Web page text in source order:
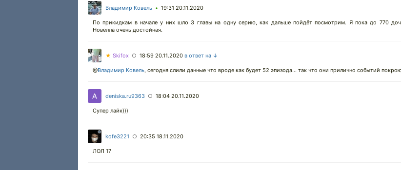
Владимир Ковель • 19:31 20.11.2020
По прикидкам в начале у них шло 3 главы на одну серию, как дальше пойдёт посмотрим. Я пока до 770
Новелла очень достойная.
★ Skifox ○ 18:59 20.11.2020 в ответ на ↓
@Владимир Ковель, сегодня слили данные что вроде как будет 52 эпизода... так что они прилично событий
deniska.ru9363 ○ 18:04 20.11.2020
Супер лайк)))
kofe3221 ○ 20:35 18.11.2020
ЛОЛ 17